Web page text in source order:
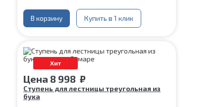
В корзину Купить в 1 клик
Хит
Цена 8 998 ₽
Ступень для лестницы треугольная из
бука